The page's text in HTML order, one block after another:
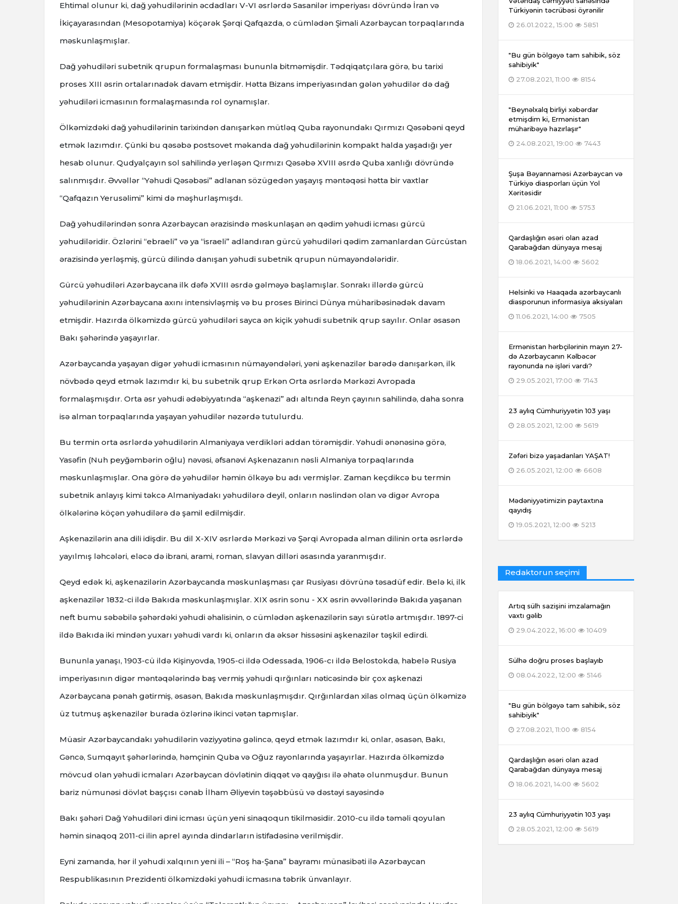
Ehtimal olunur ki, dağ yəhudilərinin əcdadları V-VI əsrlərdə Sasanilər imperiyası dövründə İran və
İkiçayarasından (Mesopotamiya) köçərək Şərqi Qafqazda, o cümlədən Şimali Azərbaycan torpaqlarında
məskunlaşmışlar.
Dağ yəhudiləri subetnik qrupun formalaşması bununla bitməmişdir. Tədqiqatçılara görə, bu tarixi
proses XIII əsrin ortalarınadək davam etmişdir. Hətta Bizans imperiyasından gələn yəhudilər də dağ
yəhudiləri icmasının formalaşmasında rol oynamışlar.
Ölkəmizdəki dağ yəhudilərinin tarixindən danışarkən mütləq Quba rayonundakı Qırmızı Qəsəbəni qeyd
etmək lazımdır. Çünki bu qəsəbə postsovet məkanda dağ yəhudilərinin kompakt halda yaşadığı yer
hesab olunur. Qudyalçayın sol sahilində yerləşən Qırmızı Qəsəbə XVIII əsrdə Quba xanlığı dövründə
salınmışdır. Əvvəllər “Yəhudi Qəsəbəsi” adlanan sözügedən yaşayış məntəqəsi hətta bir vaxtlar
“Qafqazın Yerusəlimi” kimi də məşhurlaşmışdı.
Dağ yəhudilərindən sonra Azərbaycan ərazisində məskunlaşan ən qədim yəhudi icması gürcü
yəhudiləridir. Özlərini “ebraeli” və ya “israeli” adlandıran gürcü yəhudiləri qədim zamanlardan Gürcüstan
ərazisində yerləşmiş, gürcü dilində danışan yəhudi subetnik qrupun nümayəndələridir.
Gürcü yəhudiləri Azərbaycana ilk dəfə XVIII əsrdə gəlməyə başlamışlar. Sonrakı illərdə gürcü
yəhudilərinin Azərbaycana axını intensivləşmiş və bu proses Birinci Dünya müharibəsinədək davam
etmişdir. Hazırda ölkəmizdə gürcü yəhudiləri sayca ən kiçik yəhudi subetnik qrup sayılır. Onlar əsasən
Bakı şəhərində yaşayırlar.
Azərbaycanda yaşayan digər yəhudi icmasının nümayəndələri, yəni aşkenazilər barədə danışarkən, ilk
növbədə qeyd etmək lazımdır ki, bu subetnik qrup Erkən Orta əsrlərdə Mərkəzi Avropada
formalaşmışdır. Orta əsr yəhudi ədəbiyyatında “aşkenazi” adı altında Reyn çayının sahilində, daha sonra
isə alman torpaqlarında yaşayan yəhudilər nəzərdə tutulurdu.
Bu termin orta əsrlərdə yəhudilərin Almaniyaya verdikləri addan törəmişdir. Yəhudi ənənəsinə görə,
Yasəfin (Nuh peyğəmbərin oğlu) nəvəsi, əfsanəvi Aşkenazanın nəsli Almaniya torpaqlarında
məskunlaşmışlar. Ona görə də yəhudilər həmin ölkəyə bu adı vermişlər. Zaman keçdikcə bu termin
subetnik anlayış kimi təkcə Almaniyadakı yəhudilərə deyil, onların nəslindən olan və digər Avropa
ölkələrinə köçən yəhudilərə də şamil edilmişdir.
Aşkenazilərin ana dili idişdir. Bu dil X-XIV əsrlərdə Mərkəzi və Şərqi Avropada alman dilinin orta əsrlərdə
yayılmış ləhcələri, eləcə də ibrani, arami, roman, slavyan dilləri əsasında yaranmışdır.
Qeyd edək ki, aşkenazilərin Azərbaycanda məskunlaşması çar Rusiyası dövrünə təsadüf edir. Belə ki, ilk
aşkenazilər 1832-ci ildə Bakıda məskunlaşmışlar. XIX əsrin sonu - XX əsrin əvvəllərində Bakıda yaşanan
neft bumu səbəbilə şəhərdəki yəhudi əhalisinin, o cümlədən aşkenazilərin sayı sürətlə artmışdır. 1897-ci
ildə Bakıda iki mindən yuxarı yəhudi vardı ki, onların da əksər hissəsini aşkenazilər təşkil edirdi.
Bununla yanaşı, 1903-cü ildə Kişinyovda, 1905-ci ildə Odessada, 1906-cı ildə Belostokda, habelə Rusiya
imperiyasının digər məntəqələrində baş vermiş yəhudi qırğınları nəticəsində bir çox aşkenazi
Azərbaycana pənah gətirmiş, əsasən, Bakıda məskunlaşmışdır. Qırğınlardan xilas olmaq üçün ölkəmizə
üz tutmuş aşkenazilər burada özlərinə ikinci vətən tapmışlar.
Müasir Azərbaycandakı yəhudilərin vəziyyətinə gəlincə, qeyd etmək lazımdır ki, onlar, əsasən, Bakı,
Gəncə, Sumqayıt şəhərlərində, həmçinin Quba və Oğuz rayonlarında yaşayırlar. Hazırda ölkəmizdə
mövcud olan yəhudi icmaları Azərbaycan dövlətinin diqqət və qayğısı ilə əhatə olunmuşdur. Bunun
bariz nümunəsi dövlət başçısı cənab İlham Əliyevin təşəbbüsü və dəstəyi sayəsində
Bakı şəhəri Dağ Yəhudiləri dini icması üçün yeni sinaqoqun tikilməsidir. 2010-cu ildə təməli qoyulan
həmin sinaqoq 2011-ci ilin aprel ayında dindarların istifadəsinə verilmişdir.
Eyni zamanda, hər il yəhudi xalqının yeni ili – “Roş ha-Şana” bayramı münasibəti ilə Azərbaycan
Respublikasının Prezidenti ölkəmizdəki yəhudi icmasına təbrik ünvanlayır.
Türkiyənin təcrübəsi öyrənilir
26.01.2022, 15:00
5851
"Bu gün bölgəyə tam sahibik, söz
sahibiyik"
27.08.2021, 11:00
8154
"Beynəlxalq birliyi xəbərdar
etmişdim ki, Ermənistan
müharibəyə hazırlaşır"
24.08.2021, 19:00
7443
Şuşa Bəyannaməsi Azərbaycan və
Türkiyə diasporları üçün Yol
Xəritəsidir
21.06.2021, 11:00
5753
Qardaşlığın əsəri olan azad
Qarabağdan dünyaya mesaj
18.06.2021, 14:00
5602
Helsinki və Haaqada azərbaycanlı
diasporunun informasiya aksiyaları
11.06.2021, 14:00
7505
Ermənistan hərbçilərinin mayın 27-
də Azərbaycanın Kəlbəcər
rayonunda nə işləri vardı?
29.05.2021, 17:00
7143
23 aylıq Cümhuriyyətin 103 yaşı
28.05.2021, 12:00
5619
Zəfəri bizə yaşadanları YAŞAT!
26.05.2021, 12:00
6608
Mədəniyyətimizin paytaxtına
qayıdış
19.05.2021, 12:00
5213
Redaktorun seçimi
Artıq sülh sazişini imzalamağın
vaxtı gəlib
29.04.2022, 16:00
10409
Sülhə doğru proses başlayıb
08.04.2022, 12:00
5146
"Bu gün bölgəyə tam sahibik, söz
sahibiyik"
27.08.2021, 11:00
8154
Qardaşlığın əsəri olan azad
Qarabağdan dünyaya mesaj
18.06.2021, 14:00
5602
23 aylıq Cümhuriyyətin 103 yaşı
28.05.2021, 12:00
5619